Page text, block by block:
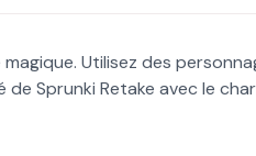
Utilisez des
Sprunki Retake avec le